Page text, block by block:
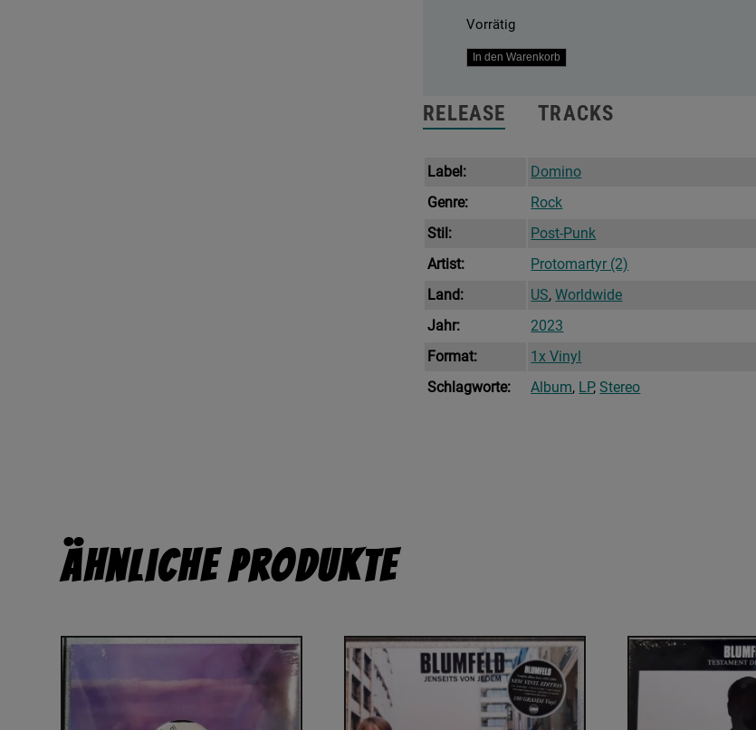
Vorrätig
Formal
In
The
Menge
In den Warenkorb
RELEASE TRACKS
Label:
Domino
Genre:
Rock
Stil:
Post-Punk
Artist:
Protomartyr (2)
Land:
US,Worldwide
Jahr:
2023
Format:
1x Vinyl
Schlagworte:
Album, LP,Stereo
Ähnliche Produkte